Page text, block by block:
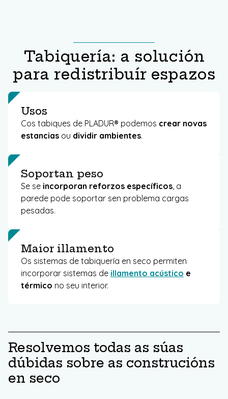
Tabiquería: a solución
para redistribuír espazos
Usos
Cos tabiques de PLADUR® podemos crear novas
estanciasou dividir ambientes.
Soportan peso
Se se incorporan reforzos específicos, a
parede pode soportar sen problema cargas
pesadas.
Maior illamento
Os sistemas de tabiquería en seco permiten
incorporar sistemas de illamento acústico e
térmico no seu interior.
Resolvemos todas as súas
dúbidas sobre as construcións
en seco